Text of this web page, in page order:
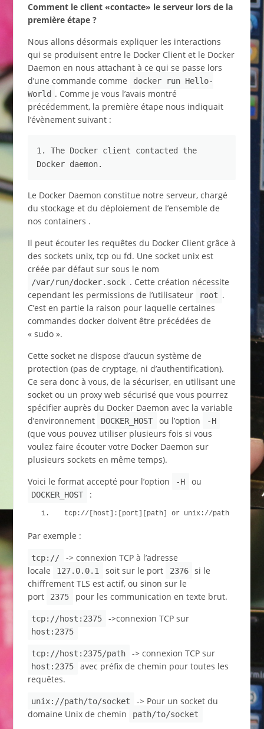
Comment le client «contacte» le serveur lors de la
première étape ?
Nous allons désormais expliquer les interactions
qui se produisent entre le Docker Client et le Docker
Daemon en nous attachant à ce qui se passe lors
d’une commande comme
docker run Hello-
World . Comme je vous l’avais montré
précédemment, la première étape nous indiquait
l’évènement suivant :
1. The Docker client contacted the
Docker daemon.
Le Docker Daemon constitue notre serveur, chargé
du stockage et du déploiement de l’ensemble de
nos containers .
Il peut écouter les requêtes du Docker Client grâce à
des sockets unix, tcp ou fd. Une socket unix est
créée par défaut sur sous le nom
/var/run/docker.sock . Cette création nécessite
cependant les permissions de l’utilisateur
root .
C’est en partie la raison pour laquelle certaines
commandes docker doivent être précédées de
« sudo ».
Cette socket ne dispose d’aucun système de
protection (pas de cryptage, ni d’authentification).
Ce sera donc à vous, de la sécuriser, en utilisant une
socket ou un proxy web sécurisé que vous pourrez
spécifier auprès du Docker Daemon avec la variable
d’environnement
DOCKER_HOST ou l’option -H
(que vous pouvez utiliser plusieurs fois si vous
voulez faire écouter votre Docker Daemon sur
plusieurs sockets en même temps).
Voici le format accepté pour l’option
-H ou
DOCKER_HOST :
tcp: //[host]:[port][path] or unix://path
Par exemple :
tcp://
-> connexion TCP à l’adresse
locale
127.0.0.1 soit sur le port 2376
si le
chiffrement TLS est actif, ou sinon sur le
port
2375 pour les communication en texte brut.
tcp://host:2375 ->connexion TCP sur
host:2375
tcp://host:2375/path -> connexion TCP sur
host:2375
avec préfix de chemin pour toutes les
requêtes.
unix://path/to/socket
-> Pour un socket du
domaine Unix de chemin
path/to/socket